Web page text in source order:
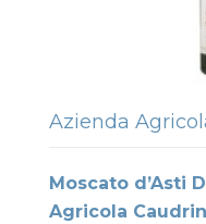
Azienda
Moscato d’Asti
Agricola